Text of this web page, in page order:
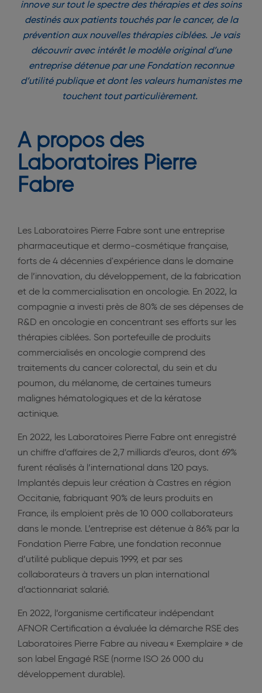
innove sur tout le spectre des thérapies et des soins
destinés aux patients touchés par le cancer, de la
prévention aux nouvelles thérapies ciblées. Je vais
découvrir avec intérêt le modèle original d’une
entreprise détenue par une Fondation reconnue
d’utilité publique et dont les valeurs humanistes me
touchent tout particulièrement.
A propos des
Laboratoires Pierre
Fabre
Les Laboratoires Pierre Fabre sont une entreprise
pharmaceutique et dermo-cosmétique française,
forts de 4 décennies d'expérience dans le domaine
de l’innovation, du développement, de la fabrication
et de la commercialisation en oncologie. En 2022, la
compagnie a investi près de 80% de ses dépenses de
R&D en oncologie en concentrant ses efforts sur les
thérapies ciblées. Son portefeuille de produits
commercialisés en oncologie comprend des
traitements du cancer colorectal, du sein et du
poumon, du mélanome, de certaines tumeurs
malignes hématologiques et de la kératose
actinique.
En 2022, les Laboratoires Pierre Fabre ont enregistré
un chiffre d’affaires de 2,7 milliards d’euros, dont 69%
furent réalisés à l’international dans 120 pays.
Implantés depuis leur création à Castres en région
Occitanie, fabriquant 90% de leurs produits en
France, ils emploient près de 10 000 collaborateurs
dans le monde. L’entreprise est détenue à 86% par la
Fondation Pierre Fabre, une fondation reconnue
d’utilité publique depuis 1999, et par ses
collaborateurs à travers un plan international
d’actionnariat salarié.
En 2022, l’organisme certificateur indépendant
AFNOR Certification a évaluée la démarche RSE des
Laboratoires Pierre Fabre au niveau « Exemplaire » de
son label Engagé RSE (norme ISO 26 000 du
développement durable).